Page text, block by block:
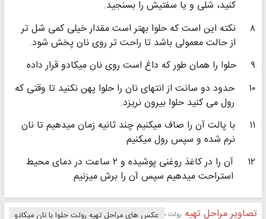
کنید، شلی و یا سفتیش را بسنجید.
۸
نکته این است که حلوا بهتر است مقدار خیلی کمی شل تر
از حالت معمولی باشد تا راحت تر روی نان پخش شود.
۹
حلوا را همان طور که داغ است روی نان میکادو قرار داده
۱۰
حدود دو سانت از انتهای نان را حلوا پهن نکنید تا وقتی که
رول می کنید حلوا بیرون نریزد.
۱۱
با پالت آن را صاف میکنیم چند ثانیه زمان میدهیم تا نان
نرم شده و سپس رول میکنیم
۱۲
آن را در کاغذ روغنی پوشیده و ۲ ساعت در دمای محیط
استراحت میدهیم سپس آن را برش میزنیم
تصاویر مراحل تهیه رولت حلوا با نان میکادو
عکس های مراحل تهیه رولت حلوا با نان میکادو